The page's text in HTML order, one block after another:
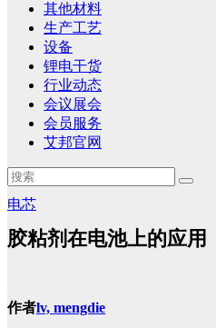
其他材料
生产工艺
设备
锂电干货
行业动态
会议展会
会员服务
艾邦官网
电芯
胶粘剂在电池上的应用
作者lv, mengdie